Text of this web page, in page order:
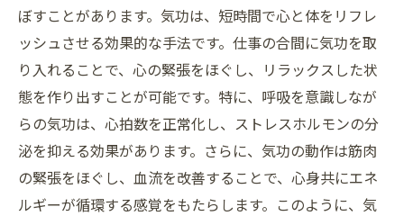
ぼすことがあります。気功は、短時間で心と体をリフレ
ッシュさせる効果的な手法です。仕事の合間に気功を取
り入れることで、心の緊張をほぐし、リラックスした状
態を作り出すことが可能です。特に、呼吸を意識しなが
らの気功は、心拍数を正常化し、ストレスホルモンの分
泌を抑える効果があります。さらに、気功の動作は筋肉
の緊張をほぐし、血流を改善することで、心身共にエネ
ルギーが循環する感覚をもたらします。このように、気